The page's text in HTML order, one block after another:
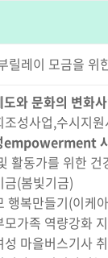
릴레이 모금을 위
와 문화의 변화
조성사업,수시지
empowerment
활동가를 위한
(봄빛기금)
행복만들기(이케
모가족 역량강화
성 마을버스기사